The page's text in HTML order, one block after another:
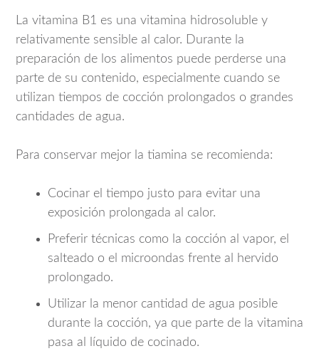
La vitamina B1 es una vitamina hidrosoluble y
relativamente sensible al calor. Durante la
preparación de los alimentos puede perderse una
parte de su contenido, especialmente cuando se
utilizan tiempos de cocción prolongados o grandes
cantidades de agua.
Para conservar mejor la tiamina se recomienda:
Cocinar el tiempo justo para evitar una
exposición prolongada al calor.
Preferir técnicas como la cocción al vapor, el
salteado o el microondas frente al hervido
prolongado.
Utilizar la menor cantidad de agua posible
durante la cocción, ya que parte de la vitamina
pasa al líquido de cocinado.